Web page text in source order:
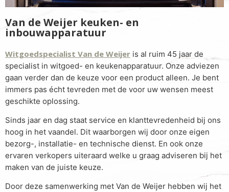
Van de Weijer keuken- en
inbouwapparatuur
Witgoedspecialist Van de Weijer is al ruim 45 jaar de
specialist in witgoed- en keukenapparatuur. Onze adviezen
gaan verder dan de keuze voor een product alleen. Je bent
immers pas écht tevreden met de voor uw wensen meest
geschikte oplossing.
Sinds jaar en dag staat service en klanttevredenheid bij ons
hoog in het vaandel. Dit waarborgen wij door onze eigen
bezorg-, installatie- en technische dienst. En ook onze
ervaren verkopers uiteraard welke u graag adviseren bij het
maken van de juiste keuze.
Door deze samenwerking met Van de Weijer hebben wij het